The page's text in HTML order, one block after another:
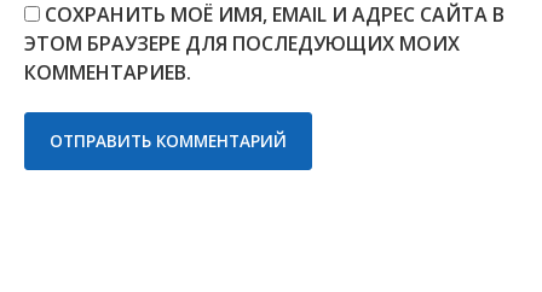
СОХРАНИТЬ МОЁ ИМЯ, EMAIL И АДРЕС САЙТА В
ЭТОМ БРАУЗЕРЕ ДЛЯ ПОСЛЕДУЮЩИХ МОИХ
КОММЕНТАРИЕВ.